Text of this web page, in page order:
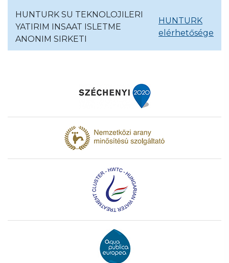
HUNTURK SU TEKNOLOJILERI
YATIRIM INSAAT ISLETME
ANONIM SIRKETI
HUNTURK
elérhetősége